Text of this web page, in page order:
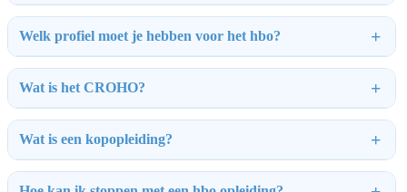
Welk profiel moet je hebben voor het hbo?
Wat is het CROHO?
Wat is een kopopleiding?